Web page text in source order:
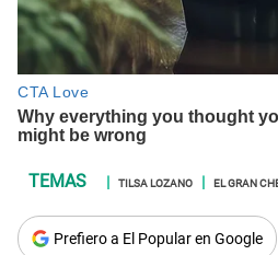
TILSA LOZANO EL GRAN
Prefiero a El Popular en Google